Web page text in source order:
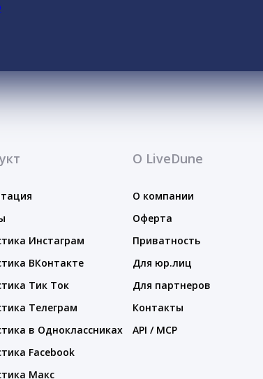
Инстаграм
ВКонтакте
Тик Ток
Телеграм
в Одноклассниках
Facebook
Макс
О LiveDune
О компании
Оферта
Приватность
Для юр.лиц
Для партнеров
Контакты
API / MCP